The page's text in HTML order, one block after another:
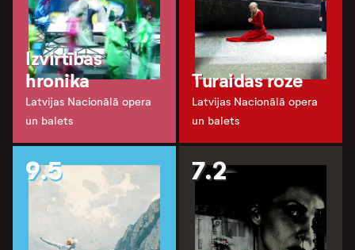
Izvirtības
hronika
Latvijas Nacionālā opera
un balets
Turaidas roze
Latvijas Nacionālā opera
un balets
9.5 7.2